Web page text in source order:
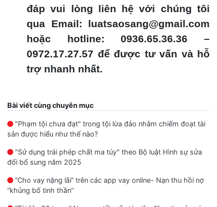
đáp vui lòng liên hệ với chúng tôi
qua Email: luatsaosang@gmail.com
hoặc hotline: 0936.65.36.36 –
0972.17.27.57 để được tư vấn và hỗ
trợ nhanh nhất.
Bài viết cùng chuyên mục
"Phạm tội chưa đạt" trong tội lừa đảo nhằm chiếm đoạt tài
sản được hiểu như thế nào?
"Sử dụng trái phép chất ma túy" theo Bộ luật Hình sự sửa
đổi bổ sung năm 2025
“Cho vay nặng lãi” trên các app vay online- Nạn thu hồi nợ
“khủng bố tinh thần”